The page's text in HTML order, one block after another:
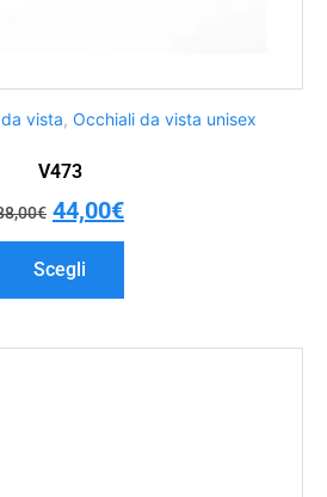
vista, Occhiali da vista unisex
V473
€ 44,00€
Scegli